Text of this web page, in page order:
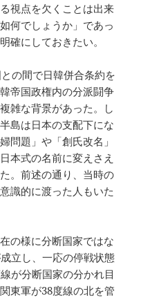
視点を欠くことは出来
何でしょうか」であっ
確にしておきたい。
の間で日韓併合条約を
帝国政権内の分派闘争
雑な背景があった。し
島は日本の支配下にな
問題」や「創氏改名」
本式の名前に変えさえ
。前述の通り、当時の
識的に渡った人もいた
の様に分断国家ではな
立し、一応の停戦状態
が分断国家の分かれ目
東軍が38度線の北を管